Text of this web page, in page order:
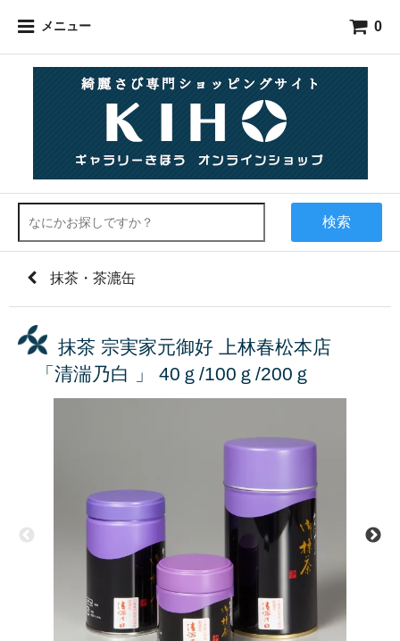
メニュー 0
検索
抹茶・茶漉缶
抹茶 宗実家元御好 上林春松本店
「清湍乃白 」 40ｇ/100ｇ/200ｇ